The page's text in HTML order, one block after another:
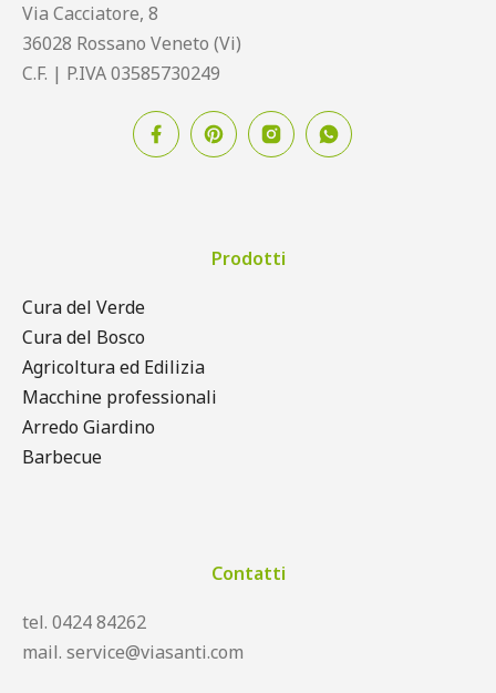
Via Cacciatore, 8
36028 Rossano Veneto (Vi)
C.F. | P.IVA 03585730249
Prodotti
Cura del Verde
Cura del Bosco
Agricoltura ed Edilizia
Macchine professionali
Arredo Giardino
Barbecue
Contatti
tel. 0424 84262
mail. service@viasanti.com